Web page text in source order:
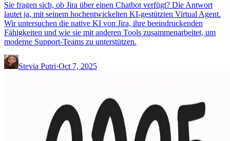
Sie fragen sich, ob Jira über einen Chatbot verfügt? Die Antwort
lautet ja, mit seinem hochentwickelten KI-gestützten Virtual Agent.
Wir untersuchen die native KI von Jira, ihre beeindruckenden
Fähigkeiten und wie sie mit anderen Tools zusammenarbeitet, um
moderne Support-Teams zu unterstützen.
Stevia Putri·Oct 7, 2025